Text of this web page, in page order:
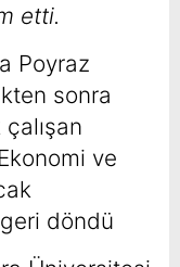
etti.
Poyraz
sonra
ve
döndü